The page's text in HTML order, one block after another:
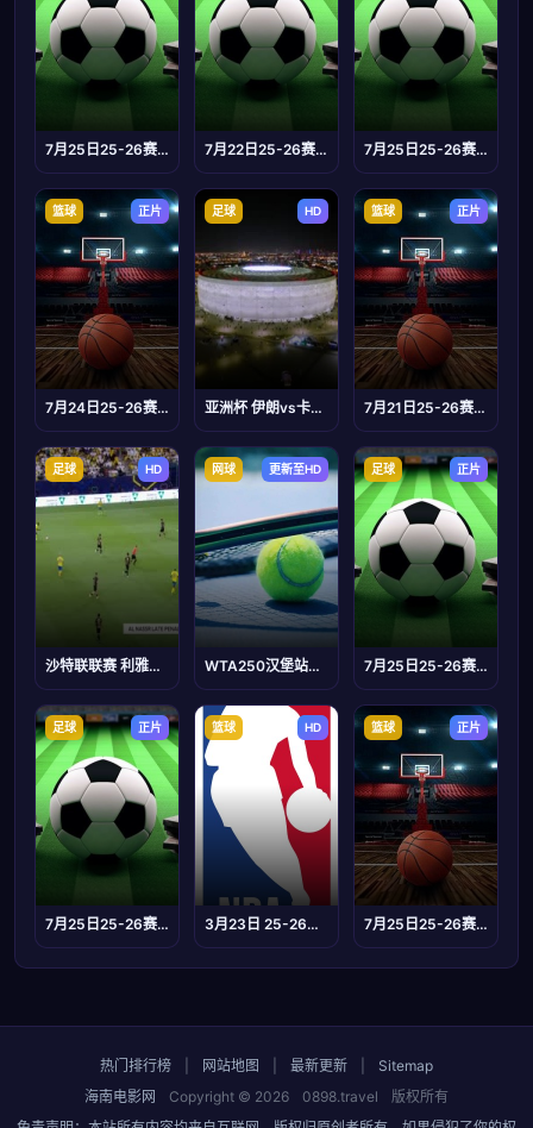
7月25日25-26赛季齐鲁超赛 菏泽队VS临沂队 7月22日25-26赛季足协杯 兰州陇原竞技VS陕西联合 7月25日25-26赛季湖北省城市足球联赛 恩施小土豆队VS仙桃黄鳝队
篮球 正片
7月24日25-26赛季浙BA 永嘉74VS77龙湾
足球 HD
亚洲杯 伊朗vs卡塔尔 (董路) 20240207
篮球 正片
7月21日25-26赛季全国女子篮球锦标赛 福建金蓝71VS84四川运达美乐
足球 HD
沙特联联赛 利雅得胜利vs布赖代合作 20230818(周楚雄)
网球 更新至HD
WTA250汉堡站女单四分之一决赛：科尔帕奇VS卡利尼娜
足球 正片
7月25日25-26赛季中乙联赛 江西庐山VS深圳二零二八.
足球 正片
7月25日25-26赛季齐鲁超赛 威海文旅集团队VS聊城传奇农商行
篮球 HD
3月23日 25-26赛季NBA常规赛 篮网VS国王
篮球 正片
7月25日25-26赛季浙BA 瓯海60VS63洞头
热门排行榜 网站地图 最新更新
Sitemap
海南电影网
Copyright © 2026 0898.travel
版权所有